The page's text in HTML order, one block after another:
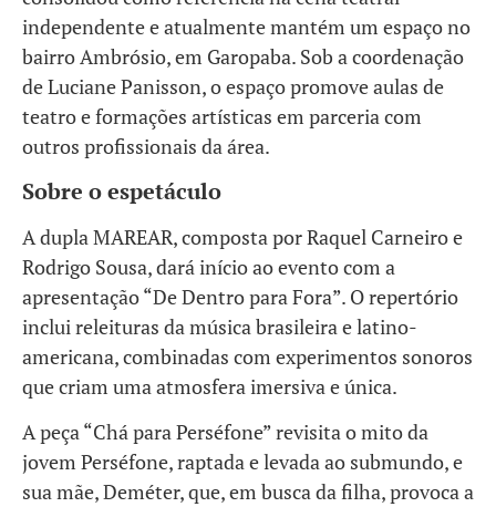
independente e atualmente mantém um espaço no
bairro Ambrósio, em Garopaba. Sob a coordenação
de Luciane Panisson, o espaço promove aulas de
teatro e formações artísticas em parceria com
outros profissionais da área.
Sobre o espetáculo
A dupla MAREAR, composta por Raquel Carneiro e
Rodrigo Sousa, dará início ao evento com a
apresentação “De Dentro para Fora”. O repertório
inclui releituras da música brasileira e latino-
americana, combinadas com experimentos sonoros
que criam uma atmosfera imersiva e única.
A peça “Chá para Perséfone” revisita o mito da
jovem Perséfone, raptada e levada ao submundo, e
sua mãe, Deméter, que, em busca da filha, provoca a